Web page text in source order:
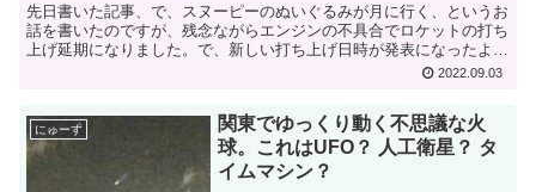
先日書いた記事、で、スヌーピーのぬいぐるみが月に行く、というお
話を書いたのですが、残念ながらエンジンの不具合でロケットの打ち
上げ延期になりました。で、新しい打ち上げ日時が発表になったよう
です。この記事によると、アルテミス１のロケットSLSに...2022.09.03
にゅーす
関東でゆっくり動く不思議な火
球。これはUFO？ 人工衛星？ タ
イムマシン？